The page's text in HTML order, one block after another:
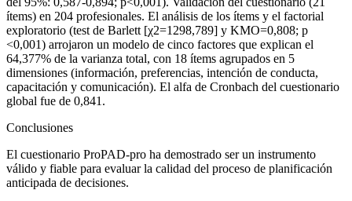
ítems) en 204 profesionales. El análisis de los ítems y el factorial
exploratorio (test de Barlett [χ2=1298,789] y KMO=0,808; p
<0,001) arrojaron un modelo de cinco factores que explican el
64,377% de la varianza total, con 18 ítems agrupados en 5
dimensiones (información, preferencias, intención de conducta,
capacitación y comunicación). El alfa de Cronbach del cuestionario
global fue de 0,841.
Conclusiones
El cuestionario ProPAD-pro ha demostrado ser un instrumento
válido y fiable para evaluar la calidad del proceso de planificación
anticipada de decisiones.